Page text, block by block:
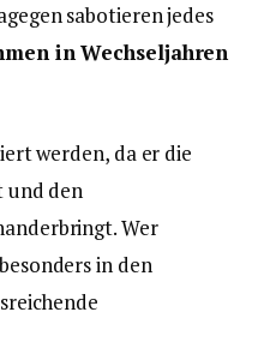
sabotieren jedes
in Wechseljahren
werden, da er die
und den
Wer
in den